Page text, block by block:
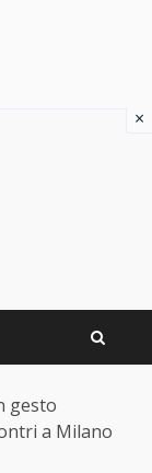
gesto
a Milano
×